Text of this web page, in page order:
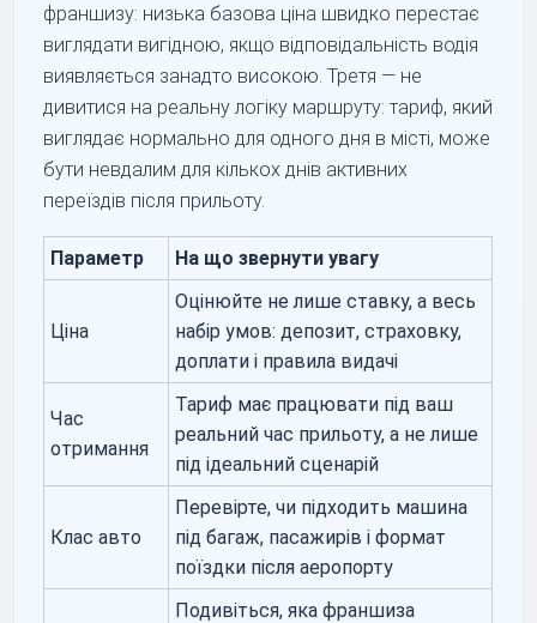
франшизу: низька базова ціна швидко перестає
виглядати вигідною, якщо відповідальність водія
виявляється занадто високою. Третя — не
дивитися на реальну логіку маршруту: тариф, який
виглядає нормально для одного дня в місті, може
бути невдалим для кількох днів активних
переїздів після прильоту.
Параметр На що звернути увагу
Ціна
Оцінюйте не лише ставку, а весь
набір умов: депозит, страховку,
доплати і правила видачі
Час
отримання
Тариф має працювати під ваш
реальний час прильоту, а не лише
під ідеальний сценарій
Клас авто
Перевірте, чи підходить машина
під багаж, пасажирів і формат
поїздки після аеропорту
Подивіться, яка франшиза